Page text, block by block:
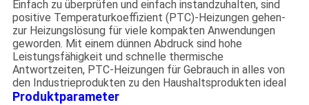
Einfach zu überprüfen und einfach instandzuhalten, sind
positive Temperaturkoeffizient (PTC)-Heizungen gehen-
zur Heizungslösung für viele kompakten Anwendungen
geworden. Mit einem dünnen Abdruck sind hohe
Leistungsfähigkeit und schnelle thermische
Antwortzeiten, PTC-Heizungen für Gebrauch in alles von
den Industrieprodukten zu den Haushaltsprodukten ideal
Produktparameter